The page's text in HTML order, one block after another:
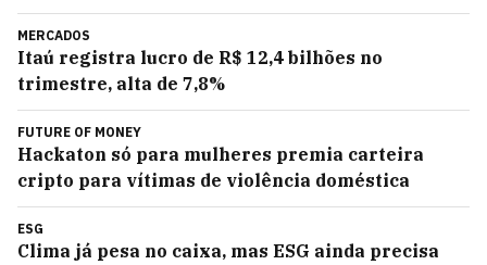
MERCADOS
Itaú registra lucro de R$ 12,4 bilhões no
trimestre, alta de 7,8%
FUTURE OF MONEY
Hackaton só para mulheres premia carteira
cripto para vítimas de violência doméstica
ESG
Clima já pesa no caixa, mas ESG ainda precisa